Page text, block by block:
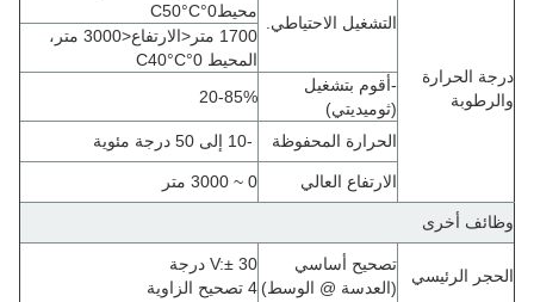
درجة الحرارة
والرطوبة
التشغيل الاحتياطي.
محيط0
°C
50°C
1700 متر
<الارتفاع<
3000 متر،
المحيط 0
°C
40°C
-أقوم بتشغيل
(ثوميديتي)
20-85%
الحرارة المحفوظة -10 إلى 50 درجة مئوية
الارتفاع العالي 0 ~ 3000 متر
وظائف أخرى
الحجر الرئيسي
تصحيح أساسي
(العدسة @ الوسط)
V:± 30 درجة
4 تصحيح الزاوية